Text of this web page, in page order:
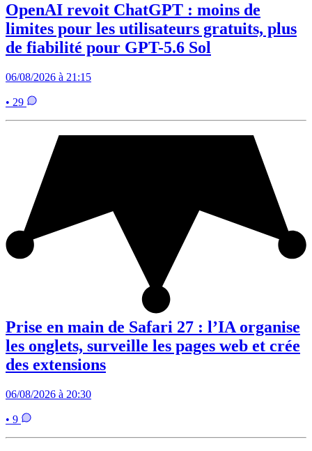
OpenAI revoit ChatGPT : moins de
limites pour les utilisateurs gratuits, plus
de fiabilité pour GPT-5.6 Sol
06/08/2026 à 21:15
• 29
Prise en main de Safari 27 : l’IA organise
les onglets, surveille les pages web et crée
des extensions
06/08/2026 à 20:30
• 9